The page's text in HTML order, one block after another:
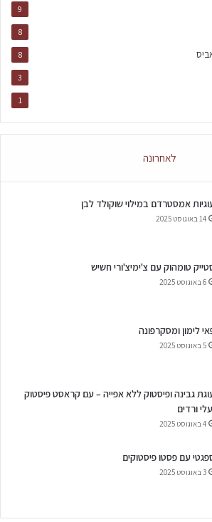
9
8
8
3
1
לאחרונה
אמסטרדם במילוי שוקולד לבן
14 באוגוסט 2025
טומהוק עם צ'ימיצ'ורי חשיש
6 באוגוסט 2025
לימון ומסקרפונה
5 באוגוסט 2025
גבינה ופיסטוק ללא אפייה – עם קראסט פיסטוק
ורדים
4 באוגוסט 2025
עם פסטו פיסטוקים
3 באוגוסט 2025